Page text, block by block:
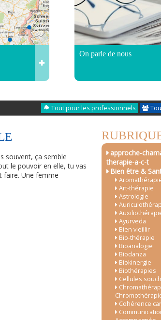
On parle de nous
Tout pour les professionnels
souvent, ça semble
le pouvoir en elle, tu vas
faire. Une femme
approche-
therapie-a-c-t
Bien être &
Art-thérapie
Astrologie
Ayurveda
Bien vieillir
Bio-thérapie
Bioanalogie
Biodanza
Biokinergie
Biothérapies
Cellules
Cohérence